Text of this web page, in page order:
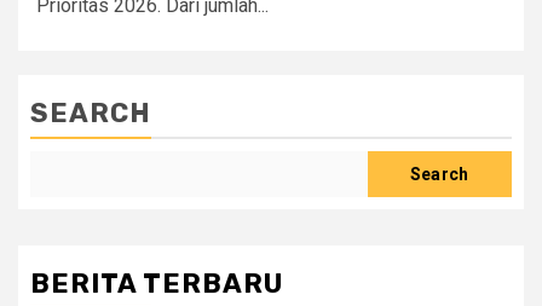
Prioritas 2026. Dari jumlah...
SEARCH
Search
BERITA TERBARU